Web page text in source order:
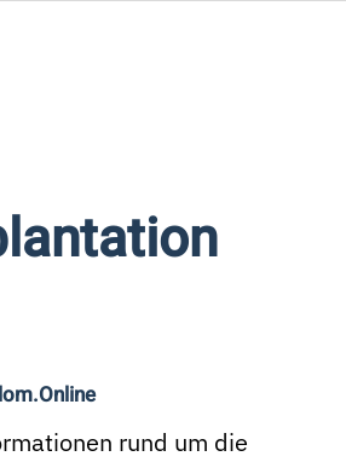
rund um die